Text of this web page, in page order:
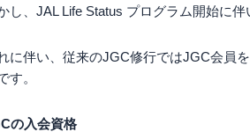
し、JAL Life Status プログラム開始に
に伴い、従来のJGC修行ではJGC会員
す。
の入会資格